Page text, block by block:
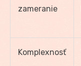
zameranie
Komplexnosť